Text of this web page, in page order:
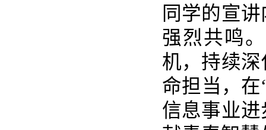
同学的宣
强烈共鸣
机，持续
命担当，
信息事业